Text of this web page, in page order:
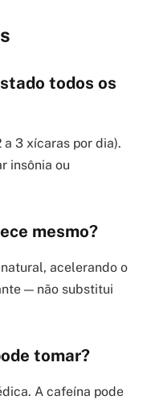
todos os
a 3 xícaras por dia).
insônia ou
mesmo?
acelerando o
— não substitui
tomar?
A cafeína pode